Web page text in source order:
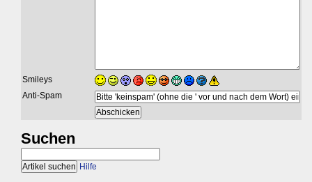
Smileys
Anti-Spam
Suchen
Hilfe